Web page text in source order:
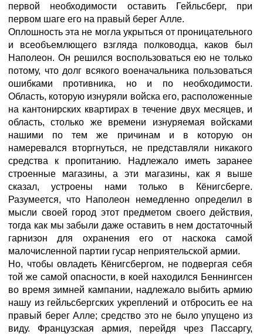
первой необходимости оставить Гейльсберг, при
первом шаге его на правый берег Алле.
Оплошность эта не могла укрыться от проницательного
и всеобъемлющего взгляда полководца, каков был
Наполеон. Он решился воспользоваться ею не только
потому, что долг всякого военачальника пользоваться
ошибками противника, но и по необходимости.
Область, которую изнуряли войска его, расположенные
на кантонирских квартирах в течение двух месяцев, и
область, столько же времени изнуряемая войсками
нашими по тем же причинам и в которую он
намеревался вторгнуться, не представляли никакого
средства к пропитанию. Надлежало иметь заранее
строенные магазины, а эти магазины, как я выше
сказал, устроены нами только в Кёнигсберге.
Разумеется, что Наполеон немедленно определил в
мысли своей город этот предметом своего действия,
тогда как мы забыли даже оставить в нем достаточный
гарнизон для охранения его от наскока самой
малочисленной партии гусар неприятельской армии.
Но, чтобы овладеть Кёнигсбергом, не подвергая себя
той же самой опасности, в коей находился Беннингсен
во время зимней кампании, надлежало выбить армию
нашу из гейльсбергских укреплений и отбросить ее на
правый берег Алле; средство это не было упущено из
виду. Французская армия, перейдя чрез Пассаргу,